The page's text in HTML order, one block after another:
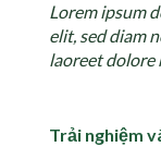
Lorem ipsum
elit, sed diam
laoreet dolore
Trải nghiệm